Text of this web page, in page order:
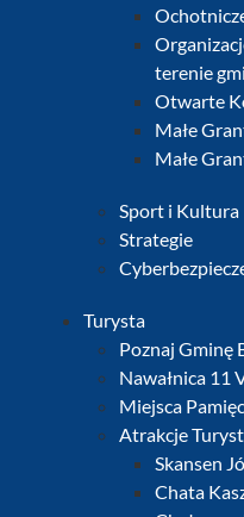
terenie
Otwarte
Małe
Małe
Sport i Kultura
Strategie
Turysta
Poznaj Gminę
Nawałnica 11
Miejsca
Atrakcje
Skansen
Chata